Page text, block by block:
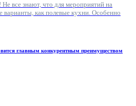
все знают, что для мероприятий на
варианты, как полевые кухни. Особенно
главным конкурентным преимуществом